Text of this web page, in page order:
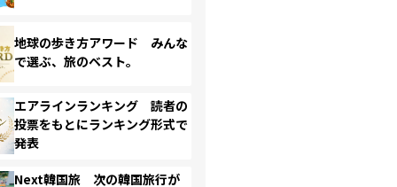
地球の歩き方アワード みんな
で選ぶ、旅のベスト。
エアラインランキング 読者の
投票をもとにランキング形式で
発表
Next韓国旅 次の韓国旅行が